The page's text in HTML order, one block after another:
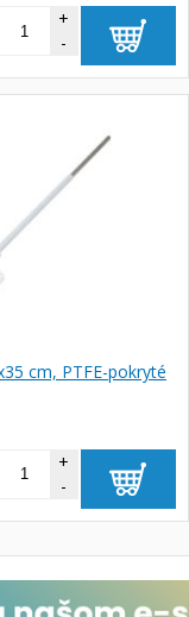
-
+
cm, PTFE-pokryté
-
+